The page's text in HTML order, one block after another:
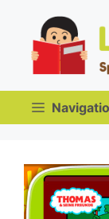
springen